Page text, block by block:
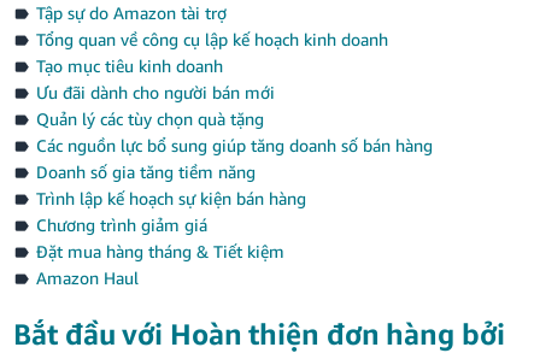
Tập sự do Amazon tài trợ
Tổng quan về công cụ lập kế hoạch kinh doanh
Tạo mục tiêu kinh doanh
Ưu đãi dành cho người bán mới
Quản lý các tùy chọn quà tặng
Các nguồn lực bổ sung giúp tăng doanh số bán hàng
Doanh số gia tăng tiềm năng
Trình lập kế hoạch sự kiện bán hàng
Chương trình giảm giá
Đặt mua hàng tháng & Tiết kiệm
Amazon Haul
Bắt đầu với Hoàn thiện đơn hàng bởi